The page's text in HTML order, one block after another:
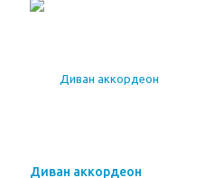
Диван аккордеон